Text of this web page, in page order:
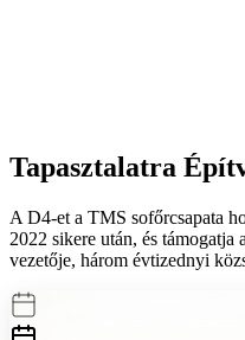
Tapasztalatra
A D4-et a TMS sofőrcsapata
2022 sikere után, és
vezetője, három évtizednyi